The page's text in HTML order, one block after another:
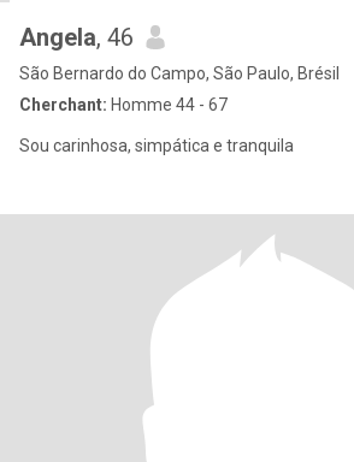
Angela, 46
São Bernardo do Campo, São Paulo, Brésil
Cherchant: Homme 44 - 67
Sou carinhosa, simpática e tranquila